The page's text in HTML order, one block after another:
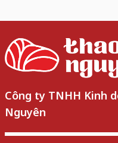
Công ty TNHH Kinh
Nguyên